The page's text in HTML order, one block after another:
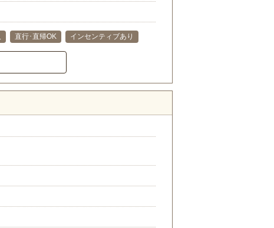
直行･直帰OK インセンティブあり